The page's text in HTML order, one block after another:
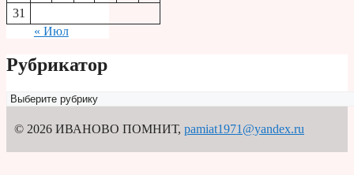
31
« Июл
Рубрикатор
Рубрикатор
© 2026 ИВАНОВО ПОМНИТ, pamiat1971@yandex.ru